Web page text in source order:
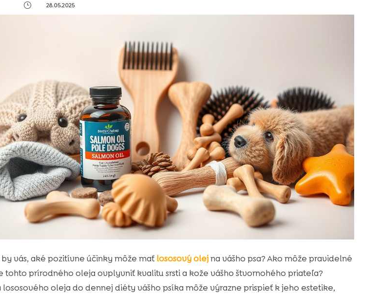
}
28.05.2025
vás, aké pozitívne účinky môže mať lososový olejna vášho psa? Ako môže pravidelné
tohto prírodného oleja ovplyvniť kvalitu srsti a kože vášho štvornohého priateľa?
oleja do dennej diéty vášho psíka môže výrazne prispieť k jeho estetike,